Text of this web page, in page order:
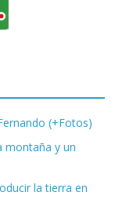
(+Fotos)
montaña y un
la tierra en